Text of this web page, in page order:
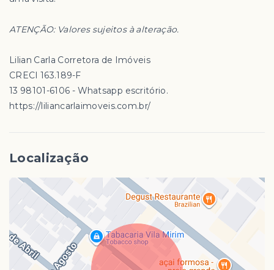
ATENÇÃO: Valores sujeitos à alteração.
Lilian Carla Corretora de Imóveis
CRECI 163.189-F
13 98101-6106 - Whatsapp escritório.
https://liliancarlaimoveis.com.br/
Localização